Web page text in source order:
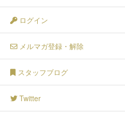
ログイン
メルマガ登録・解除
スタッフブログ
Twitter